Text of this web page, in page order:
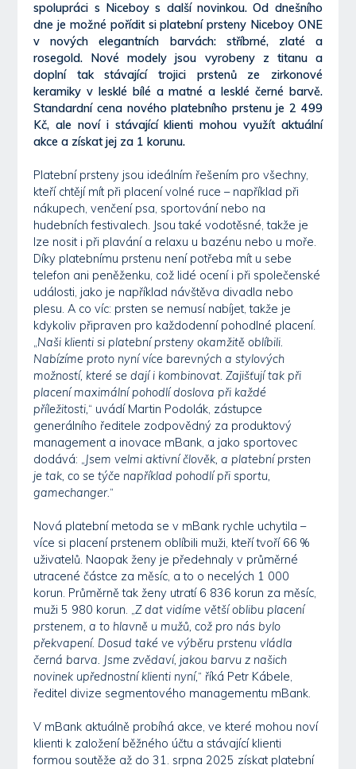
spolupráci s Niceboy s další novinkou. Od dnešního
dne je možné pořídit si platební prsteny Niceboy ONE
v nových elegantních barvách: stříbrné, zlaté a
rosegold. Nové modely jsou vyrobeny z titanu a
doplní tak stávající trojici prstenů ze zirkonové
keramiky v lesklé bílé a matné a lesklé černé barvě.
Standardní cena nového platebního prstenu je 2 499
Kč, ale noví i stávající klienti mohou využít aktuální
akce a získat jej za 1 korunu.
Platební prsteny jsou ideálním řešením pro všechny,
kteří chtějí mít při placení volné ruce – například při
nákupech, venčení psa, sportování nebo na
hudebních festivalech. Jsou také vodotěsné, takže je
lze nosit i při plavání a relaxu u bazénu nebo u moře.
Díky platebnímu prstenu není potřeba mít u sebe
telefon ani peněženku, což lidé ocení i při společenské
události, jako je například návštěva divadla nebo
plesu. A co víc: prsten se nemusí nabíjet, takže je
kdykoliv připraven pro každodenní pohodlné placení.
„Naši klienti si platební prsteny okamžitě oblíbili.
Nabízíme proto nyní více barevných a stylových
možností, které se dají i kombinovat. Zajišťují tak při
placení maximální pohodlí doslova při každé
příležitosti,“ uvádí Martin Podolák, zástupce
generálního ředitele zodpovědný za produktový
management a inovace mBank, a jako sportovec
dodává: „Jsem velmi aktivní člověk, a platební prsten
je tak, co se týče například pohodlí při sportu,
gamechanger.“
Nová platební metoda se v mBank rychle uchytila –
více si placení prstenem oblíbili muži, kteří tvoří 66 %
uživatelů. Naopak ženy je předehnaly v průměrné
utracené částce za měsíc, a to o necelých 1 000
korun. Průměrně tak ženy utratí 6 836 korun za měsíc,
muži 5 980 korun. „Z dat vidíme větší oblibu placení
prstenem, a to hlavně u mužů, což pro nás bylo
překvapení. Dosud také ve výběru prstenu vládla
černá barva. Jsme zvědaví, jakou barvu z našich
novinek upřednostní klienti nyní,“ říká Petr Kábele,
ředitel divize segmentového managementu mBank.
V mBank aktuálně probíhá akce, ve které mohou noví
klienti k založení běžného účtu a stávající klienti
formou soutěže až do 31. srpna 2025 získat platební